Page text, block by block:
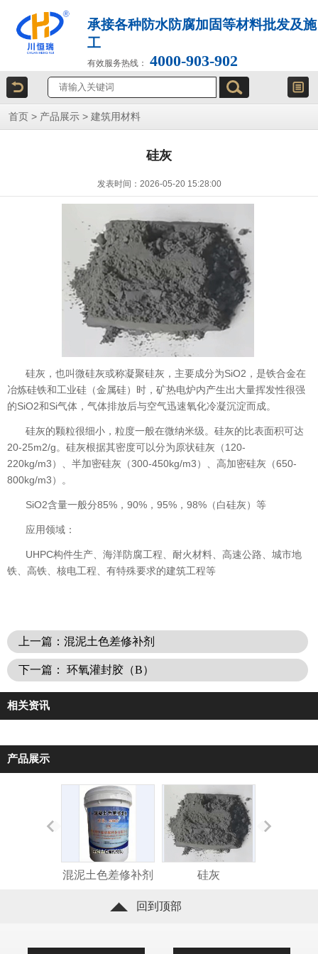
承接各种防水防腐加固等材料批发及施
工
有效服务热线： 4000-903-902
首页 > 产品展示 > 建筑用材料
硅灰
发表时间：2026-05-20 15:28:00
硅灰，也叫微硅灰或称凝聚硅灰，主要成分为SiO2 ，是铁合金在
冶炼硅铁和工业硅（金属硅）时，矿热电炉内产生出大量挥发性很强
的SiO2和 Si气体，气体排放后与空气迅速氧化冷凝沉淀而成。
硅灰的颗粒很细小，粒度一般在微纳米级。硅灰的比表面积可达
20-25m2/g。硅灰根据其密度可以分为原状硅灰（ 120-
220kg/m3 ）、半加密硅灰（300-450kg/m3 ）、高加密硅灰（650-
800kg/m3 ）。
SiO2含量一般分85% ， 90% ， 95% ， 98% （白硅灰）等
应用领域：
UHPC构件生产、海洋防腐工程、耐火材料、高速公路、城市地
铁、高铁、核电工程、有特殊要求的建筑工程等
上一篇：混泥土色差修补剂
下一篇： 环氧灌封胶（B）
相关资讯
产品展示
混泥土色差修补剂 硅灰
回到顶部